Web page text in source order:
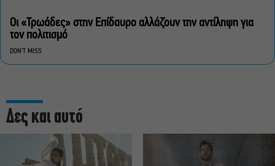
Οι «Τρωάδες» στην Επίδαυρο αλλάζουν την αντίληψη για
τον πολιτισμό
DON'T MISS
Δες και αυτό